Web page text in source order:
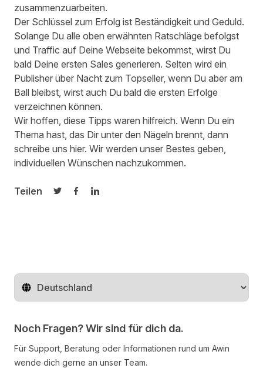
zusammenzuarbeiten.
Der Schlüssel zum Erfolg ist Beständigkeit und Geduld.
Solange Du alle oben erwähnten Ratschläge befolgst
und Traffic auf Deine Webseite bekommst, wirst Du
bald Deine ersten Sales generieren. Selten wird ein
Publisher über Nacht zum Topseller, wenn Du aber am
Ball bleibst, wirst auch Du bald die ersten Erfolge
verzeichnen können.
Wir hoffen, diese Tipps waren hilfreich. Wenn Du ein
Thema hast, das Dir unter den Nägeln brennt, dann
schreibe uns hier. Wir werden unser Bestes geben,
individuellen Wünschen nachzukommen.
Teilen
Auf Twitter teilen
Auf Facebook teilen
Auf LinkedIn teilen
Region ändern
Noch Fragen? Wir sind für dich da.
Für Support, Beratung oder Informationen rund um Awin
wende dich gerne an unser Team.